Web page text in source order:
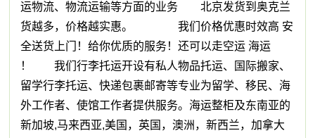
运物流、物流运输等方面的业务 北京发货到奥克兰
货越多，价格越实惠。 我们价格优惠时效高 安
全送货上门！给你优质的服务！还可以走空运 海运
！ 我们行李托运开设有私人物品托运、国际搬家、
留学行李托运、快递包裹邮寄等专业为留学、移民、海
外工作者、使馆工作者提供服务。海运整柜及东南亚的
新加坡,马来西亚,美国，英国，澳洲，新西兰，加拿大